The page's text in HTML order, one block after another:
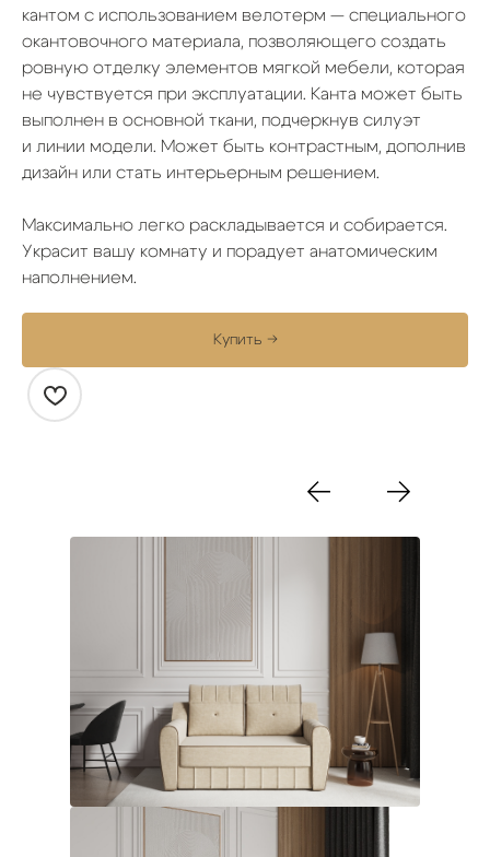
кантом с использованием велотерм — специального
окантовочного материала, позволяющего создать
ровную отделку элементов мягкой мебели, которая
не чувствуется при эксплуатации. Канта может быть
выполнен в основной ткани, подчеркнув силуэт
и линии модели. Может быть контрастным, дополнив
дизайн или стать интерьерным решением.
Максимально легко раскладывается и собирается.
Украсит вашу комнату и порадует анатомическим
наполнением.
Купить →